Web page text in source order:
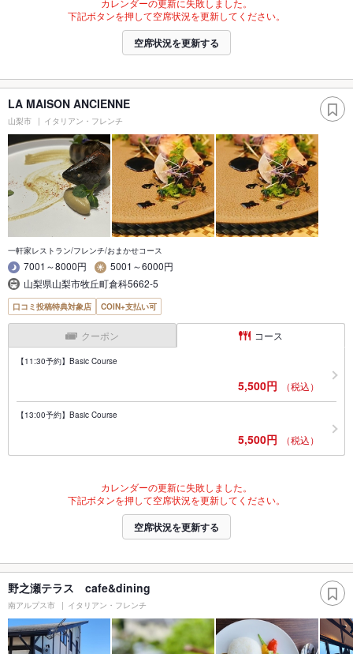
カレンダーの更新に失敗しました。
下記ボタンを押して空席状況を更新してください。
空席状況を更新する
LA MAISON ANCIENNE
山梨市 イタリアン・フレンチ
一軒家レストラン/フレンチ/おまかせコース
7001～8000円
5001～6000円
山梨県山梨市牧丘町倉科5662-5
口コミ投稿特典対象店 COIN+支払い可
クーポン コース
【11:30予約】Basic Course
5,500円 （税込）
【13:00予約】Basic Course
5,500円 （税込）
カレンダーの更新に失敗しました。
下記ボタンを押して空席状況を更新してください。
空席状況を更新する
野之瀬テラス cafe&dining
南アルプス市 イタリアン・フレンチ